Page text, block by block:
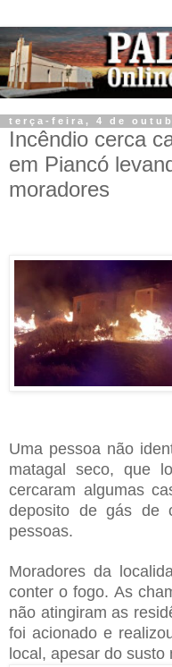
terça-feira, 4 de
Incêndio cerca
em Piancó
moradores
Uma pessoa não
matagal seco, que
cercaram algumas
deposito de gás de
pessoas.
Moradores da
conter o fogo. As
não atingiram as
foi acionado e
local, apesar do